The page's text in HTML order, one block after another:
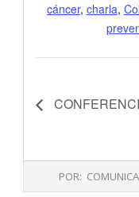
cáncer, charla,
POR: